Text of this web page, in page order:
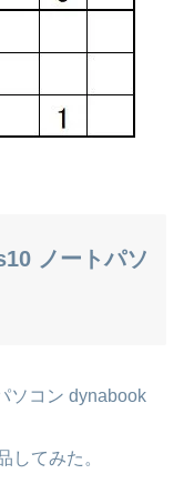
ノートパソ
ソコン dynabook
してみた。